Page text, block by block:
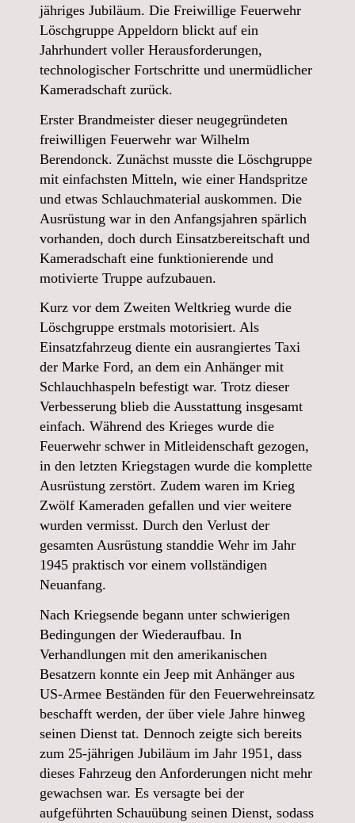
jähriges Jubiläum. Die Freiwillige Feuerwehr
Löschgruppe Appeldorn blickt auf ein
Jahrhundert voller Herausforderungen,
technologischer Fortschritte und unermüdlicher
Kameradschaft zurück.
Erster Brandmeister dieser neugegründeten
freiwilligen Feuerwehr war Wilhelm
Berendonck. Zunächst musste die Löschgruppe
mit einfachsten Mitteln, wie einer Handspritze
und etwas Schlauchmaterial auskommen. Die
Ausrüstung war in den Anfangsjahren spärlich
vorhanden, doch durch Einsatzbereitschaft und
Kameradschaft eine funktionierende und
motivierte Truppe aufzubauen.
Kurz vor dem Zweiten Weltkrieg wurde die
Löschgruppe erstmals motorisiert. Als
Einsatzfahrzeug diente ein ausrangiertes Taxi
der Marke Ford, an dem ein Anhänger mit
Schlauchhaspeln befestigt war. Trotz dieser
Verbesserung blieb die Ausstattung insgesamt
einfach. Während des Krieges wurde die
Feuerwehr schwer in Mitleidenschaft gezogen,
in den letzten Kriegstagen wurde die komplette
Ausrüstung zerstört. Zudem waren im Krieg
Zwölf Kameraden gefallen und vier weitere
wurden vermisst. Durch den Verlust der
gesamten Ausrüstung standdie Wehr im Jahr
1945 praktisch vor einem vollständigen
Neuanfang.
Nach Kriegsende begann unter schwierigen
Bedingungen der Wiederaufbau. In
Verhandlungen mit den amerikanischen
Besatzern konnte ein Jeep mit Anhänger aus
US-Armee Beständen für den Feuerwehreinsatz
beschafft werden, der über viele Jahre hinweg
seinen Dienst tat. Dennoch zeigte sich bereits
zum 25-jährigen Jubiläum im Jahr 1951, dass
dieses Fahrzeug den Anforderungen nicht mehr
gewachsen war. Es versagte bei der
aufgeführten Schauübung seinen Dienst, sodass